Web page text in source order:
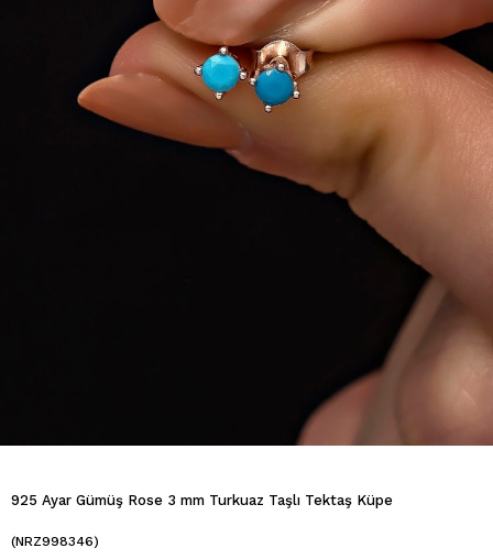
925 Ayar Gümüş Rose 3 mm Turkuaz Taşlı Tektaş Küpe
(NRZ998346)